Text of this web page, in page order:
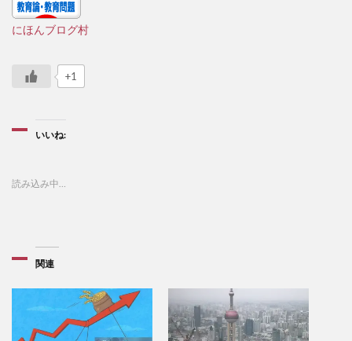
にほんブログ村
+1
いいね:
読み込み中…
関連